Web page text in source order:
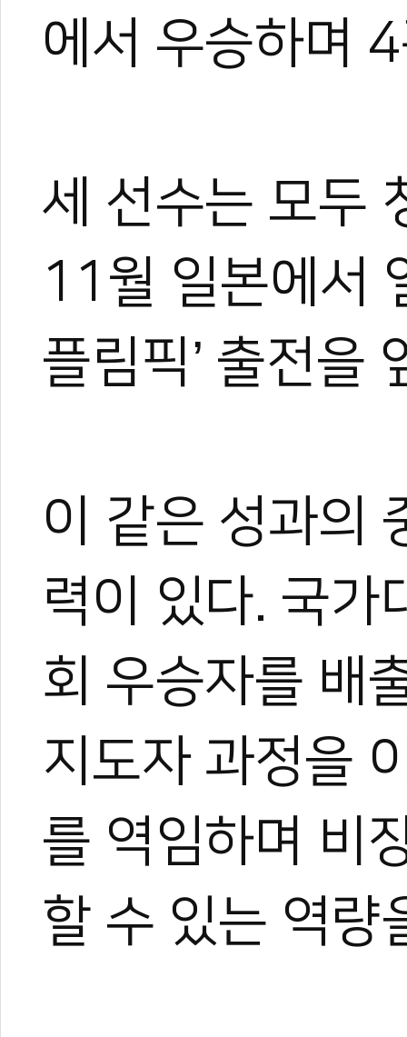
에서 우승하며
세 선수는 모두
11월 일본에서
플림픽’ 출전을
이 같은 성과의
력이 있다. 국가
회 우승자를 배
지도자 과정을
를 역임하며 비
할 수 있는 역량
한혜진
태권도 경기인 출신의 태권
며, 20여 년간 65개국 300
장 중심의 심층 취재를 이
작, 대회 중계방송 캐스터,